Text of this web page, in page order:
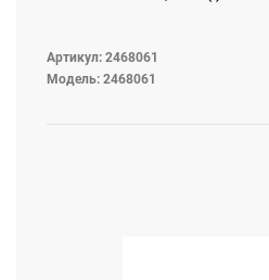
Артикул: 2468061
Модель: 2468061